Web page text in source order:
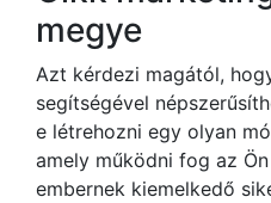
megye
Azt kérdezi magától,
segítségével
e létrehozni egy olyan
amely működni fog az
embernek kiemelkedő